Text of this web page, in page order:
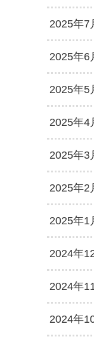
2025年7
2025年6
2025年5
2025年4
2025年3
2025年2
2025年1
2024年
2024年
2024年